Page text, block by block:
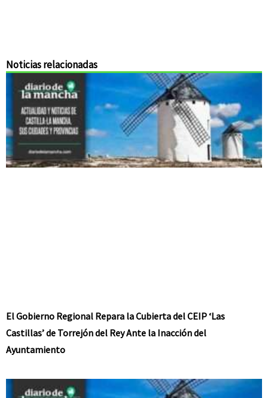
Noticias relacionadas
El Gobierno Regional Repara la Cubierta del CEIP ‘Las
Castillas’ de Torrejón del Rey Ante la Inacción del
Ayuntamiento